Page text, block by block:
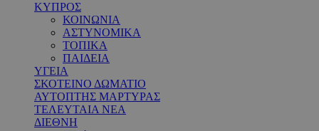
ΚΥΠΡΟΣ
ΚΟΙΝΩΝΙΑ
ΑΣΤΥΝΟΜΙΚΑ
ΤΟΠΙΚΑ
ΠΑΙΔΕΙΑ
ΥΓΕΙΑ
ΣΚΟΤΕΙΝΟ ΔΩΜΑΤΙΟ
ΑΥΤΟΠΤΗΣ ΜΑΡΤΥΡΑΣ
ΤΕΛΕΥΤΑΙΑ ΝΕΑ
ΔΙΕΘΝΗ